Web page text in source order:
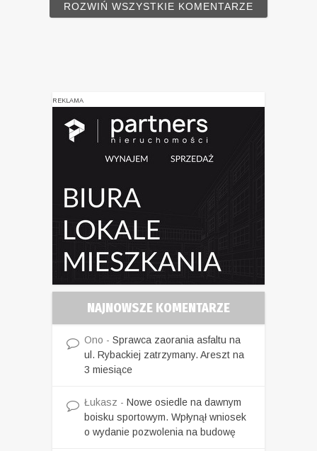
ROZWIŃ WSZYSTKIE KOMENTARZE
REKLAMA
NAJNOWSZE KOMENTARZE
Ono - Sprawca zaorania asfaltu na
ul. Rybackiej zatrzymany. Areszt na
3 miesiące
Łukasz - Nowe osiedle na dawnym
boisku sportowym. Wpłynął wniosek
o wydanie pozwolenia na budowę